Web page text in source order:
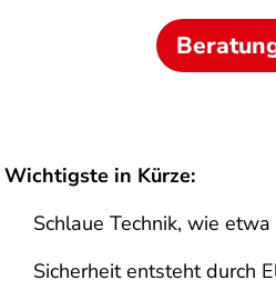
Wichtigste in Kürze:
Schlaue Technik, wie
Sicherheit entsteht durch